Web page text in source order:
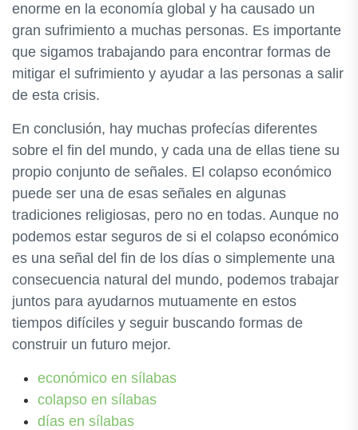
enorme en la economía global y ha causado un
gran sufrimiento a muchas personas. Es importante
que sigamos trabajando para encontrar formas de
mitigar el sufrimiento y ayudar a las personas a salir
de esta crisis.
En conclusión, hay muchas profecías diferentes
sobre el fin del mundo, y cada una de ellas tiene su
propio conjunto de señales. El colapso económico
puede ser una de esas señales en algunas
tradiciones religiosas, pero no en todas. Aunque no
podemos estar seguros de si el colapso económico
es una señal del fin de los días o simplemente una
consecuencia natural del mundo, podemos trabajar
juntos para ayudarnos mutuamente en estos
tiempos difíciles y seguir buscando formas de
construir un futuro mejor.
económico en sílabas
colapso en sílabas
días en sílabas